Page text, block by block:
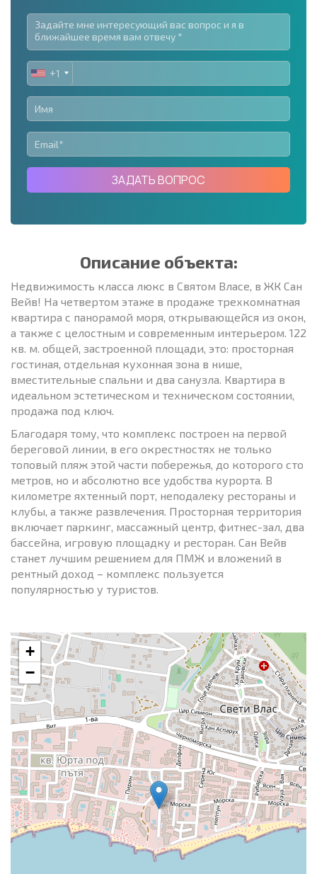
UNITED
STATES
+1
+1
ЗАДАТЬ ВОПРОС
Описание объекта:
Недвижимость класса люкс в Святом Власе, в ЖК Сан
Вейв! На четвертом этаже в продаже трехкомнатная
квартира с панорамой моря, открывающейся из окон,
а также с целостным и современным интерьером. 122
кв. м. общей, застроенной площади, это: просторная
гостиная, отдельная кухонная зона в нише,
вместительные спальни и два санузла. Квартира в
идеальном эстетическом и техническом состоянии,
продажа под ключ.
Благодаря тому, что комплекс построен на первой
береговой линии, в его окрестностях не только
топовый пляж этой части побережья, до которого сто
метров, но и абсолютно все удобства курорта. В
километре яхтенный порт, неподалеку рестораны и
клубы, а также развлечения. Просторная территория
включает паркинг, массажный центр, фитнес-зал, два
бассейна, игровую площадку и ресторан. Сан Вейв
станет лучшим решением для ПМЖ и вложений в
рентный доход – комплекс пользуется
популярностью у туристов.
+
−